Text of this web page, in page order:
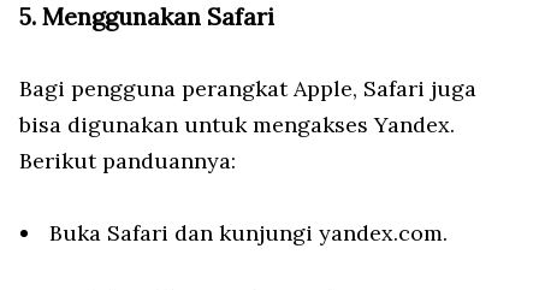
5. Menggunakan Safari
Bagi pengguna perangkat Apple, Safari juga
bisa digunakan untuk mengakses Yandex.
Berikut panduannya:
Buka Safari dan kunjungi yandex.com.